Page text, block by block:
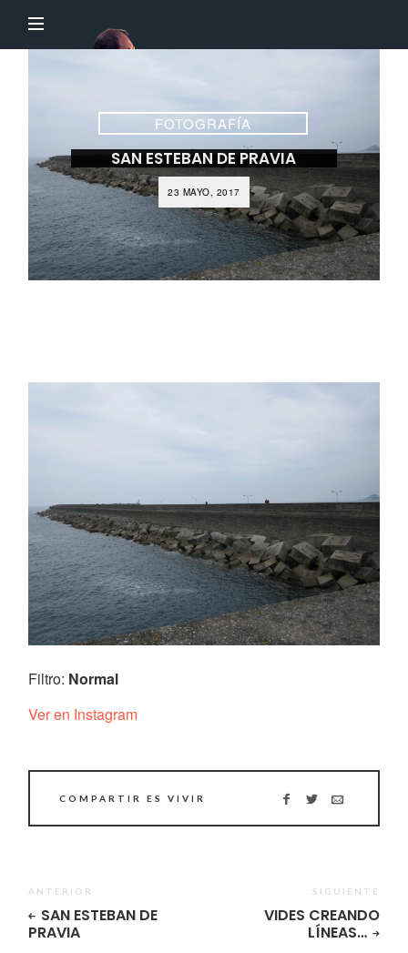
Profesor
FOTOGRAFÍA
SAN ESTEBAN DE PRAVIA
23 MAYO, 2017
Filtro: Normal
Ver en Instagram
COMPARTIR ES VIVIR
ANTERIOR
SAN ESTEBAN DE
PRAVIA
SIGUIENTE
VIDES CREANDO
LÍNEAS…